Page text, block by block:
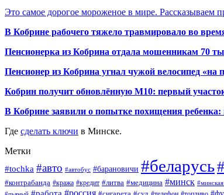
Это самое дорогое мороженое в мире. Рассказываем
В Кобрине рабочего тяжело травмировало во
Пенсионерка из Кобрина отдала мошенникам 70
Пенсионер из Кобрина угнал чужой велосипед «на
Кобрин получит обновлённую М10: первый
В Кобрине заявили о попытке похищения
Где сделать ключи в Минске.
Метки
#tochka #авто #автобус #барановичи #беларусь
#контрабанда #кража #кредит #литва #медицина #минск
#россия